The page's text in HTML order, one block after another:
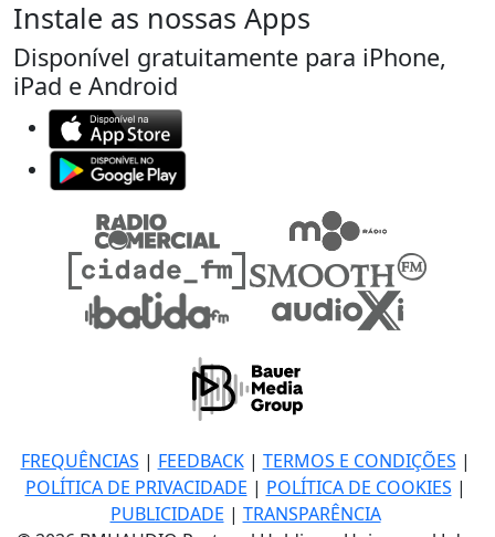
Instale as nossas Apps
Disponível gratuitamente para iPhone,
iPad e Android
FREQUÊNCIAS | FEEDBACK| TERMOS E CONDIÇÕES |
POLÍTICA DE PRIVACIDADE | POLÍTICA DE COOKIES |
PUBLICIDADE | TRANSPARÊNCIA